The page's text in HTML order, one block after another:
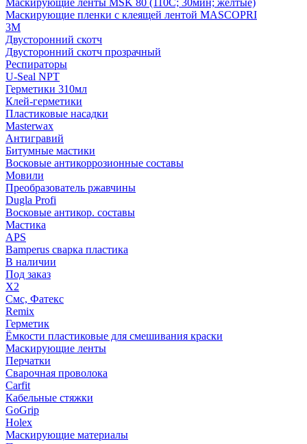
Маскирующие ленты MSK 80 (110С; 30мин; желтые)
Маскирующие пленки с клеящей лентой MASCOPRI
3M
Двусторонний скотч
Двусторонний скотч прозрачный
Респираторы
U-Seal NPT
Герметики 310мл
Клей-герметики
Пластиковые насадки
Masterwax
Антигравий
Битумные мастики
Восковые антикоррозионные составы
Мовили
Преобразователь ржавчины
Dugla Profi
Восковые антикор. составы
Мастика
APS
Bamperus сварка пластика
В наличии
Под заказ
X2
Смс, Фатекс
Remix
Герметик
Ёмкости пластиковые для смешивания краски
Маскирующие ленты
Перчатки
Сварочная проволока
Carfit
Кабельные стяжки
GoGrip
Holex
Маскирующие материалы